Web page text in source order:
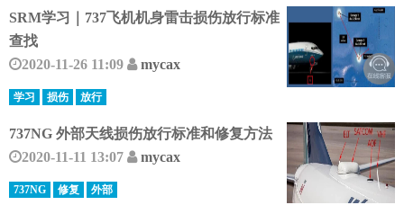
SRM学习｜737飞机机身雷击损伤放行标准
查找
2020-11-26 11:09
mycax
学习 损伤 放行
737NG 外部天线损伤放行标准和修复方法
2020-11-11 13:07
mycax
737NG 修复 外部